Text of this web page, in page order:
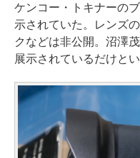
ケンコー・トキナーの
示されていた。レンズ
クなどは非公開。沼澤
展示されているだけと